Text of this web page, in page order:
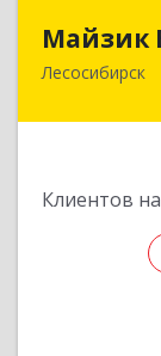
Майзик
Лесосибирск
Клиентов